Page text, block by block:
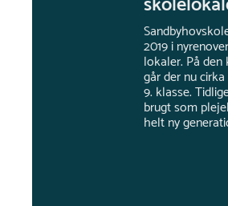
2019 i
lokaler. På
går der nu
9. klasse.
brugt som
helt ny